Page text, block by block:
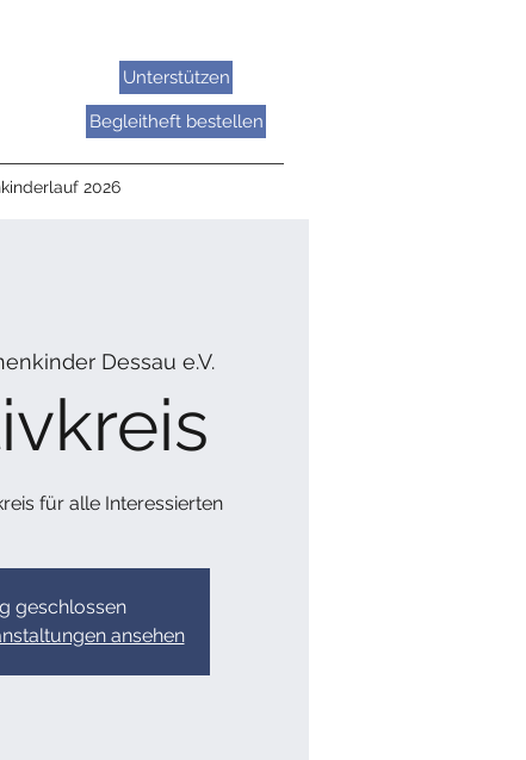
Unterstützen
Begleitheft bestellen
2026
Dessau e.V.
für alle Interessierten
geschlossen
ansehen